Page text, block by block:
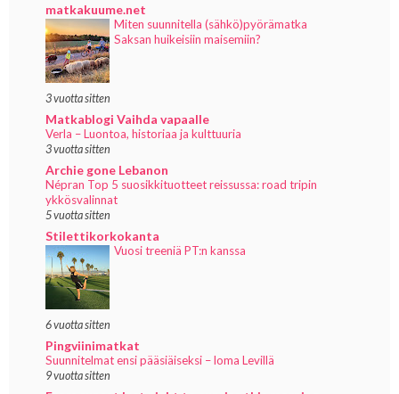
matkakuume.net
Miten suunnitella (sähkö)pyörämatka
Saksan huikeisiin maisemiin?
3 vuotta sitten
Matkablogi Vaihda vapaalle
Verla – Luontoa, historiaa ja kulttuuria
3 vuotta sitten
Archie gone Lebanon
Népran Top 5 suosikkituotteet reissussa: road tripin
ykkösvalinnat
5 vuotta sitten
Stilettikorkokanta
Vuosi treeniä PT:n kanssa
6 vuotta sitten
Pingviinimatkat
Suunnitelmat ensi pääsiäiseksi – loma Levillä
9 vuotta sitten